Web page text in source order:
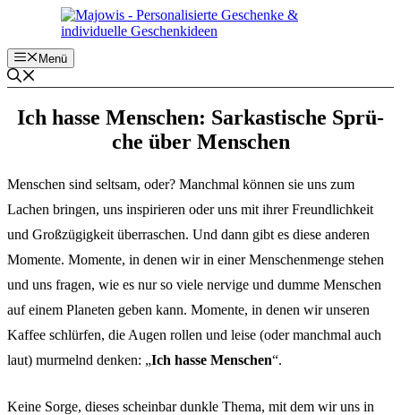
springen
Menü
Ich hasse Menschen: Sarkas­ti­sche Sprü­
che über Menschen
Menschen sind selt­sam, oder? Manch­mal können sie uns zum
Lachen brin­gen, uns inspi­rie­ren oder uns mit ihrer Freund­lich­keit
und Groß­zü­gig­keit über­ra­schen. Und dann gibt es diese ande­ren
Momen­te. Momen­te, in denen wir in einer Menschen­men­ge stehen
und uns fragen, wie es nur so viele nervi­ge und dumme Menschen
auf einem Plane­ten geben kann. Momen­te, in denen wir unse­ren
Kaffee schlür­fen, die Augen rollen und leise (oder manch­mal auch
laut) murmelnd denken: „Ich hasse Menschen“.
Keine Sorge, dieses schein­bar dunk­le Thema, mit dem wir uns in